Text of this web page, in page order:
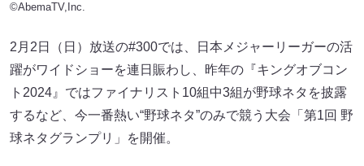
©AbemaTV,Inc.
2月2日（日）放送の#300では、日本メジャーリーガーの活
躍がワイドショーを連日賑わし、昨年の『キングオブコン
ト2024』ではファイナリスト10組中3組が野球ネタを披露
するなど、今一番熱い“野球ネタ”のみで競う大会「第1回 野
球ネタグランプリ」を開催。